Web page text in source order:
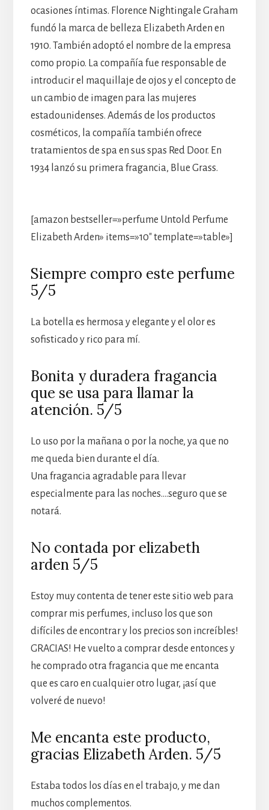
ocasiones íntimas. Florence Nightingale Graham
fundó la marca de belleza Elizabeth Arden en
1910. También adoptó el nombre de la empresa
como propio. La compañía fue responsable de
introducir el maquillaje de ojos y el concepto de
un cambio de imagen para las mujeres
estadounidenses. Además de los productos
cosméticos, la compañía también ofrece
tratamientos de spa en sus spas Red Door. En
1934 lanzó su primera fragancia, Blue Grass.
[amazon bestseller=»perfume Untold Perfume
Elizabeth Arden» items=»10″ template=»table»]
Siempre compro este perfume
5/5
La botella es hermosa y elegante y el olor es
sofisticado y rico para mí.
Bonita y duradera fragancia
que se usa para llamar la
atención. 5/5
Lo uso por la mañana o por la noche, ya que no
me queda bien durante el día.
Una fragancia agradable para llevar
especialmente para las noches….seguro que se
notará.
No contada por elizabeth
arden 5/5
Estoy muy contenta de tener este sitio web para
comprar mis perfumes, incluso los que son
difíciles de encontrar y los precios son increíbles!
GRACIAS! He vuelto a comprar desde entonces y
he comprado otra fragancia que me encanta
que es caro en cualquier otro lugar, ¡así que
volveré de nuevo!
Me encanta este producto,
gracias Elizabeth Arden. 5/5
Estaba todos los días en el trabajo, y me dan
muchos complementos.